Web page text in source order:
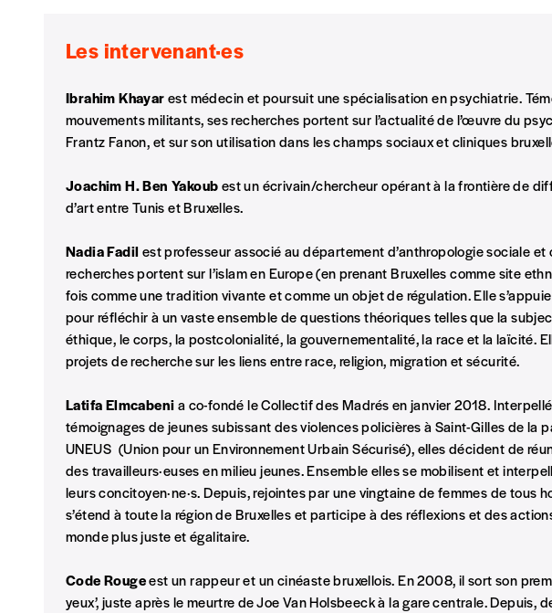
Je commande au numéro
Édition papier (livraison en Belgique uniquement)
AJOUTER
Édition numérique
AJOUTER
Offre découverte
Vous souhaitez découvrirImag ? Nous vous offrons les deux derniers numéros
Je souhaite bénéficier de l’offre découverte
Faites découvrir l' Imagà un·e ami·e et offrez-lui un abonnement ou numéro au
Les intervenant·es
Ibrahim Khayarest médecin et poursuit une spécialisation en psychiatrie.
mouvements militants, ses recherches portent sur l’actualité de l’œuvre du
Frantz Fanon, et sur son utilisation dans les champs sociaux et cliniques
Joachim H. Ben Yakoubest un écrivain/chercheur opérant à la frontière de
d’art entre Tunis et Bruxelles.
Nadia Fadilest professeur associé au département d’anthropologie sociale et
recherches portent sur l’islam en Europe (en prenant Bruxelles comme site
fois comme une tradition vivante et comme un objet de régulation. Elle
pour réfléchir à un vaste ensemble de questions théoriques telles que la
éthique, le corps, la postcolonialité, la gouvernementalité, la race et la laïcité.
projets de recherche sur les liens entre race, religion, migration et sécurité.
Latifa Elmcabenia co-fondé le Collectif des Madrés en janvier 2018.
témoignages de jeunes subissant des violences policières à Saint-Gilles de la
UNEUS (Union pour un Environnement Urbain Sécurisé), elles décident de
des travailleurs·euses en milieu jeunes. Ensemble elles se mobilisent et
leurs concitoyen·ne·s. Depuis, rejointes par une vingtaine de femmes de tous
s’étend à toute la région de Bruxelles et participe à des réflexions et des
monde plus juste et égalitaire.
Code Rougeest un rappeur et un cinéaste bruxellois. En 2008, il sort son
yeux’, juste après le meurtre de Joe Van Holsbeeck à la gare centrale. Depuis,